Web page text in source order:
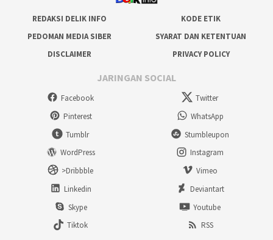
REDAKSI DELIK INFO
KODE ETIK
PEDOMAN MEDIA SIBER
SYARAT DAN KETENTUAN
DISCLAIMER
PRIVACY POLICY
JARINGAN SOCIAL
Facebook
Twitter
Pinterest
WhatsApp
Tumblr
Stumbleupon
WordPress
Instagram
>Dribbble
Vimeo
Linkedin
Deviantart
Skype
Youtube
Tiktok
RSS